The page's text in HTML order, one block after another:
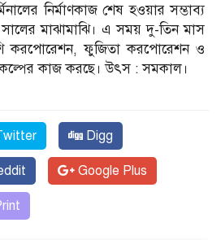
নির্মাণকাজ শেষ হওয়ার সম্ভাব্য
মাঝামাঝি। এ সময় দু-তিন মাস
করপোরেশন, ফুজিতা করপোরেশন ও
কাজ করছে। উৎস : সমকাল।
Digg
Google Plus